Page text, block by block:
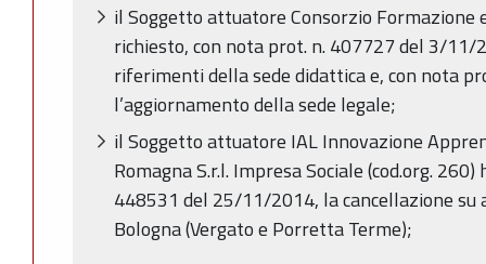
il Soggetto attuatore Consorzio Formazione
richiesto, con nota prot. n. 407727 del 3/11/
riferimenti della sede didattica e, con nota
l’aggiornamento della sede legale;
il Soggetto attuatore IAL Innovazione
Romagna S.r.l. Impresa Sociale (cod.org.
448531 del 25/11/2014, la cancellazione su
Bologna (Vergato e Porretta Terme);